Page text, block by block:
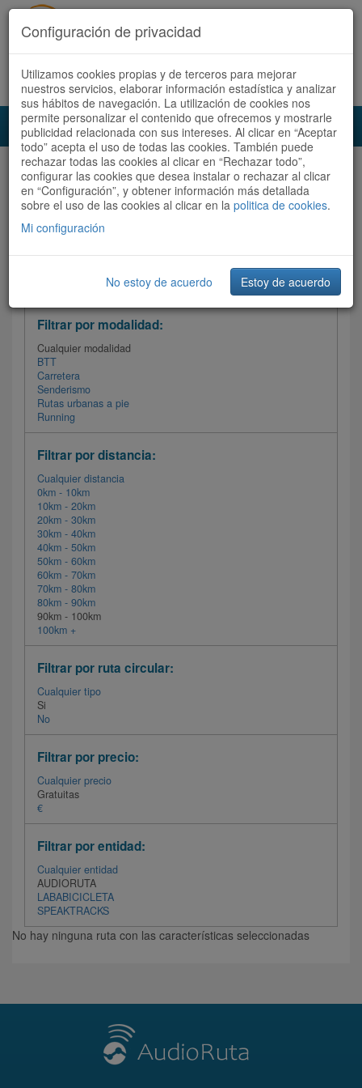
Acceder Registrate ahora Español | Català
Audioruta Todas las rutas
Todas las rutas Ordenar por:Más recientes
Filtrar las rutas
Filtrar por modalidad:
Cualquier modalidad
BTT
Carretera
Senderismo
Rutas urbanas a pie
Running
Filtrar por distancia:
Cualquier distancia
0km - 10km
10km - 20km
20km - 30km
30km - 40km
40km - 50km
50km - 60km
60km - 70km
70km - 80km
80km - 90km
90km - 100km
100km +
Filtrar por ruta circular:
Cualquier tipo
Si
No
Filtrar por precio:
Cualquier precio
Gratuitas
€
Filtrar por entidad:
Cualquier entidad
AUDIORUTA
LABABICICLETA
SPEAKTRACKS
No hay ninguna ruta con las características seleccionadas
Configuración de privacidad
Utilizamos cookies propias y de terceros para mejorar
nuestros servicios, elaborar información estadística y analizar
sus hábitos de navegación. La utilización de cookies nos
permite personalizar el contenido que ofrecemos y mostrarle
publicidad relacionada con sus intereses. Al clicar en “Aceptar
todo” acepta el uso de todas las cookies. También puede
rechazar todas las cookies al clicar en “Rechazar todo”,
configurar las cookies que desea instalar o rechazar al clicar
en “Configuración”, y obtener información más detallada
sobre el uso de las cookies al clicar en la politica de cookies.
Mi configuración
No estoy de acuerdo Estoy de acuerdo